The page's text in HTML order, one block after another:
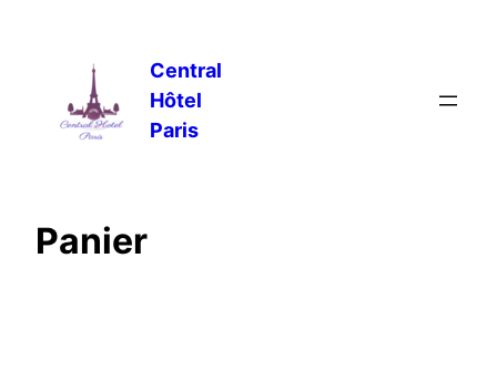
Central
Hôtel
Paris
Panier